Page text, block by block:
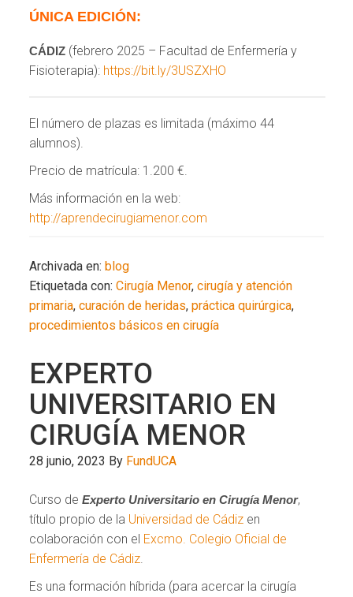
ÚNICA EDICIÓN:
CÁDIZ (febrero 2025 – Facultad de Enfermería y
Fisioterapia): https://bit.ly/3USZXHO
El número de plazas es limitada (máximo 44
alumnos).
Precio de matrícula: 1.200 €.
Más información en la web:
http://aprendecirugiamenor.com
Archivada en:blog
Etiquetada con:Cirugía Menor,cirugía y atención
primaria,curación de heridas,práctica quirúrgica,
procedimientos básicos en cirugía
EXPERTO
UNIVERSITARIO EN
CIRUGÍA MENOR
28 junio, 2023 By FundUCA
Curso deExperto Universitario en Cirugía Menor,
título propio de la Universidad de Cádiz en
colaboración con el Excmo. Colegio Oficial de
Enfermería de Cádiz
Es una formación híbrida (para acercar la cirugía